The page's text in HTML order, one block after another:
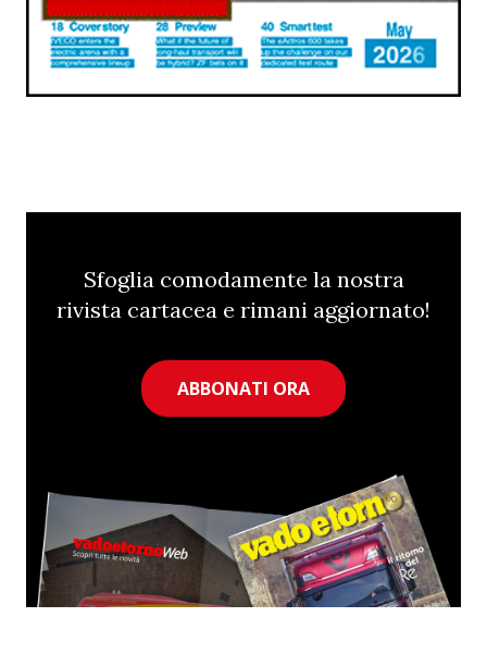
Sfoglia comodamente la nostra
rivista cartacea e rimani aggiornato!
ABBONATI ORA